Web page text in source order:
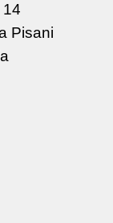
Pisani